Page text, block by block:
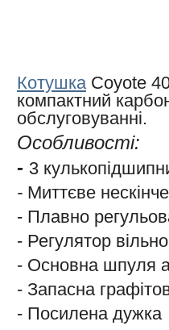
КотушкаCoyote
компактний
обслуговуванні.
Особливості:
- 3
- Миттєве
- Плавно
- Регулятор
- Основна шпуля
- Запасна
- Посилена дужка